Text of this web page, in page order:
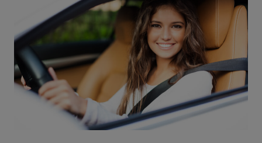
melyiket
válaszd?